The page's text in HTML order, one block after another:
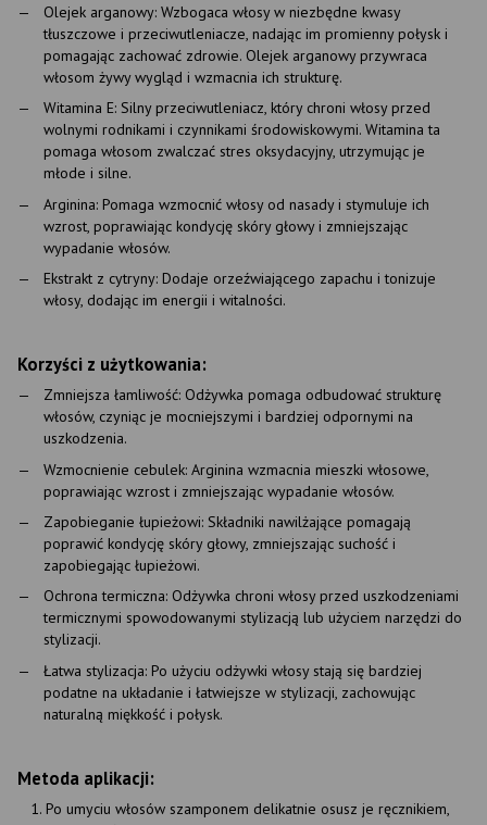
Olejek arganowy: Wzbogaca włosy w niezbędne kwasy
tłuszczowe i przeciwutleniacze, nadając im promienny połysk i
pomagając zachować zdrowie. Olejek arganowy przywraca
włosom żywy wygląd i wzmacnia ich strukturę.
Witamina E: Silny przeciwutleniacz, który chroni włosy przed
wolnymi rodnikami i czynnikami środowiskowymi. Witamina ta
pomaga włosom zwalczać stres oksydacyjny, utrzymując je
młode i silne.
Arginina: Pomaga wzmocnić włosy od nasady i stymuluje ich
wzrost, poprawiając kondycję skóry głowy i zmniejszając
wypadanie włosów.
Ekstrakt z cytryny: Dodaje orzeźwiającego zapachu i tonizuje
włosy, dodając im energii i witalności.
Korzyści z użytkowania:
Zmniejsza łamliwość: Odżywka pomaga odbudować strukturę
włosów, czyniąc je mocniejszymi i bardziej odpornymi na
uszkodzenia.
Wzmocnienie cebulek: Arginina wzmacnia mieszki włosowe,
poprawiając wzrost i zmniejszając wypadanie włosów.
Zapobieganie łupieżowi: Składniki nawilżające pomagają
poprawić kondycję skóry głowy, zmniejszając suchość i
zapobiegając łupieżowi.
Ochrona termiczna: Odżywka chroni włosy przed uszkodzeniami
termicznymi spowodowanymi stylizacją lub użyciem narzędzi do
stylizacji.
Łatwa stylizacja: Po użyciu odżywki włosy stają się bardziej
podatne na układanie i łatwiejsze w stylizacji, zachowując
naturalną miękkość i połysk.
Metoda aplikacji:
Po umyciu włosów szamponem delikatnie osusz je ręcznikiem,